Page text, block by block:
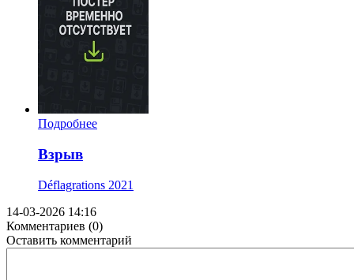
Подробнее
Взрыв
Déflagrations 2021
14-03-2026 14:16
Комментариев (0)
Оставить комментарий